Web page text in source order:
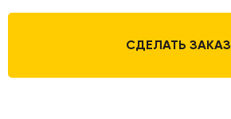
СДЕЛАТЬ ЗАКАЗ